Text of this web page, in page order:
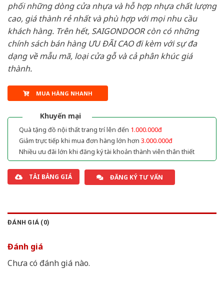
phối những dòng cửa nhựa và hỗ hợp nhựa chất lượng
cao, giá thành rẻ nhất và phù hợp với mọi nhu cầu
khách hàng. Trên hết, SAIGONDOOR còn có những
chính sách bán hàng ƯU ĐÃI CAO đi kèm với sự đa
dạng về mẫu mã, loại cửa gỗ và cả phân khúc giá
thành.
MUA HÀNG NHANH
Khuyến mại
Quà tặng đồ nội thất trang trí lên đến 1.000.000đ
Giảm trực tiếp khi mua đơn hàng lớn hơn 3.000.000đ
Nhiều ưu đãi lớn khi đăng ký tài khoản thành viên thân thiết
TẢI BẢNG GIÁ ĐĂNG KÝ TƯ VẤN
ĐÁNH GIÁ (0)
Đánh giá
Chưa có đánh giá nào.